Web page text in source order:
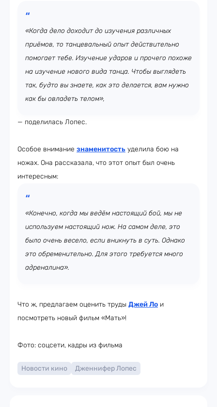
«Когда дело доходит до изучения различных
приёмов, то танцевальный опыт действительно
помогает тебе. Изучение ударов и прочего похоже
на изучение нового вида танца. Чтобы выглядеть
так, будто вы знаете, как это делается, вам нужно
как бы овладеть телом»,
— поделилась Лопес.
Особое внимание знаменитость уделила бою на
ножах. Она рассказала, что этот опыт был очень
интересным:
«Конечно, когда мы ведём настоящий бой, мы не
используем настоящий нож. На самом деле, это
было очень весело, если вникнуть в суть. Однако
это обременительно. Для этого требуется много
адреналина».
Что ж, предлагаем оценить труды Джей Ло и
посмотреть новый фильм «Мать»!
Фото: соцсети, кадры из фильма
Новости кино Дженнифер Лопес